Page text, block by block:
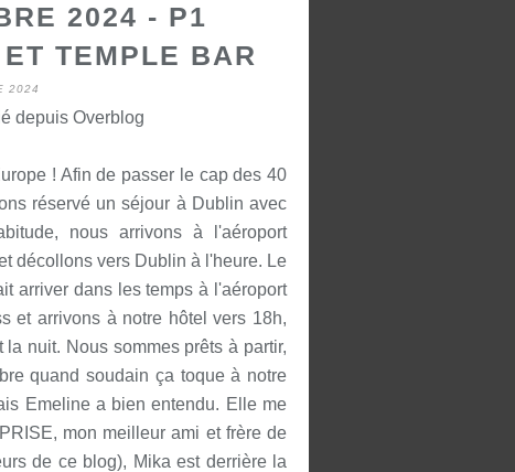
2024 - P1
TEMPLE BAR
2024
depuis Overblog
! Afin de passer le cap des 40
réservé un séjour à Dublin avec
nous arrivons à l'aéroport
décollons vers Dublin à l'heure. Le
arriver dans les temps à l'aéroport
et arrivons à notre hôtel vers 18h,
nuit. Nous sommes prêts à partir,
quand soudain ça toque à notre
Emeline a bien entendu. Elle me
mon meilleur ami et frère de
de ce blog), Mika est derrière la